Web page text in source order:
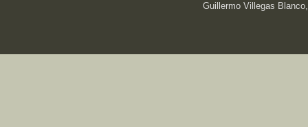
Guillermo Villegas